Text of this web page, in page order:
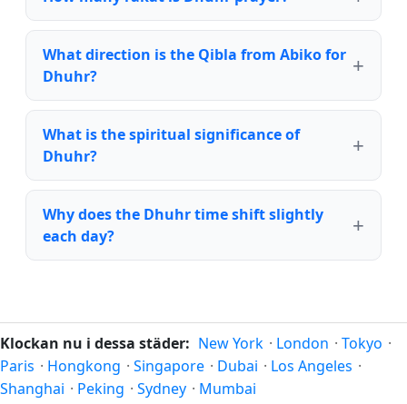
What direction is the Qibla from Abiko for
Dhuhr?
What is the spiritual significance of
Dhuhr?
Why does the Dhuhr time shift slightly
each day?
Klockan nu i dessa städer: New York · London · Tokyo ·
Paris · Hongkong · Singapore · Dubai · Los Angeles ·
Shanghai · Peking · Sydney · Mumbai